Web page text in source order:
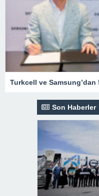
Turkcell ve Samsung’dan
Son Haberler